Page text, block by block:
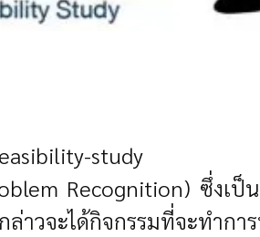
study
Recognition) ซึ่งเป็
วจะได้กิจกรรมที่จะทำกา